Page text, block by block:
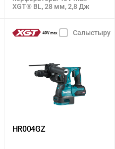
XGT® BL, 28 мм, 2,8 Дж
Салыстыру
HR004GZ